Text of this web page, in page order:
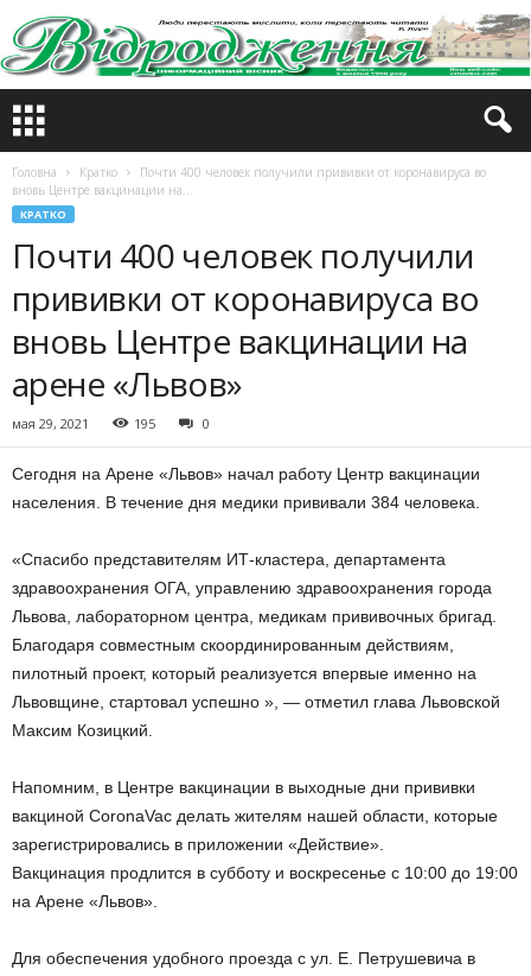
Головна Кратко
Почти 400 человек получили прививки от коронавируса во
вновь Центре вакцинации на...
КРАТКО
Почти 400 человек получили
прививки от коронавируса во
вновь Центре вакцинации на
арене «Львов»
мая 29, 2021 195 0
Сегодня на Арене «Львов» начал работу Центр вакцинации
населения. В течение дня медики прививали 384 человека.
«Спасибо представителям ИТ-кластера, департамента
здравоохранения ОГА, управлению здравоохранения города
Львова, лабораторном центра, медикам прививочных бригад.
Благодаря совместным скоординированным действиям,
пилотный проект, который реализуется впервые именно на
Львовщине, стартовал успешно », — отметил глава Львовской
Максим Козицкий.
Напомним, в Центре вакцинации в выходные дни прививки
вакциной CoronaVac делать жителям нашей области, которые
зарегистрировались в приложении «Действие».
Вакцинация продлится в субботу и воскресенье с 10:00 до 19:00
на Арене «Львов».
Для обеспечения удобного проезда с ул. Е. Петрушевича в